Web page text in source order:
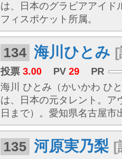
は、日本のグラビアアイド
フィスポケット所属。
134 海川ひとみ [
投票 3.00 PV 29
PR
海川 ひとみ（かいかわ ひ
は、日本の元タレント。ア
日まで）。愛知県名古屋市
135 河原実乃梨 [